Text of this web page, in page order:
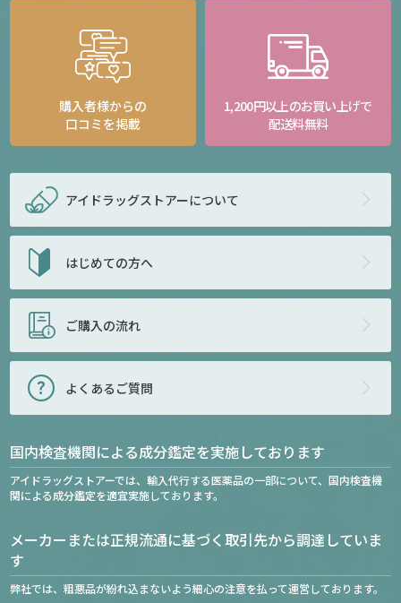
購入者様からの
口コミを掲載
1,200円以上のお買い上げで
配送料無料
アイドラッグストアーについて
はじめての方へ
ご購入の流れ
よくあるご質問
国内検査機関による成分鑑定を実施しております
アイドラッグストアーでは、輸入代行する医薬品の一部について、国内検査機
関による成分鑑定を適宜実施しております。
メーカーまたは正規流通に基づく取引先から調達していま
す
弊社では、粗悪品が紛れ込まないよう細心の注意を払って運営しております。